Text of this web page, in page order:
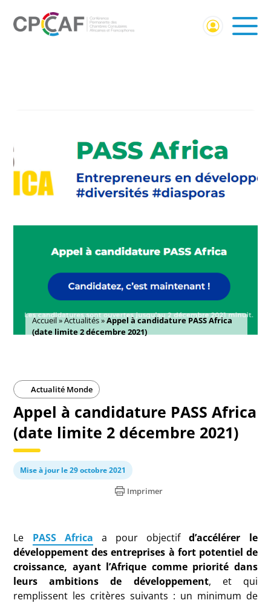
Accueil»Actualités»Appel à candidature PASS Africa
(date limite 2 décembre 2021)
Actualité Monde
Appel à candidature PASS Africa
(date limite 2 décembre 2021)
Mise à jour le 29 octobre 2021
Imprimer
Le PASS Africa a pour objectif
d’accélérer le
développement des entreprises à fort potentiel de
croissance, ayant l’Afrique comme priorité dans
leurs ambitions de développement, et qui
remplissent les critères suivants : un minimum de